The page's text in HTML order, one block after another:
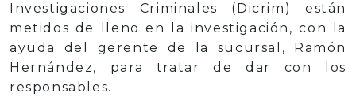
Investigaciones Criminales (Dicrim) están
metidos de lleno en la investigación, con la
ayuda del gerente de la sucursal, Ramón
Hernández, para tratar de dar con los
responsables.